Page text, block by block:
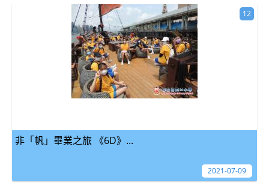
非「帆」畢業之旅 《6D》...
12
2021-07-09